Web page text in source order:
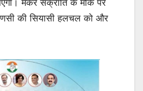
की सियासी हलचल को और